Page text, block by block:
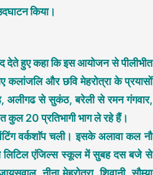
किया।
देते हुए कहा कि इस आयोजन से पीलीभीत
और छवि मेहरोत्रा के प्रयासों
अलीगढ से सुकंठ, बरेली से रमन गंगवार,
कुल 20 प्रतिभागी भाग ले रहे हैं।
वर्कशाॅप चली। इसके अलावा कल नौ
लिटिल एंजिल्स स्कूल में सुबह दस बजे से